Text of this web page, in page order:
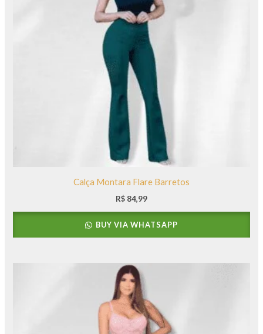
Calça Montara Flare Barretos
R$ 84,99
BUY VIA WHATSAPP